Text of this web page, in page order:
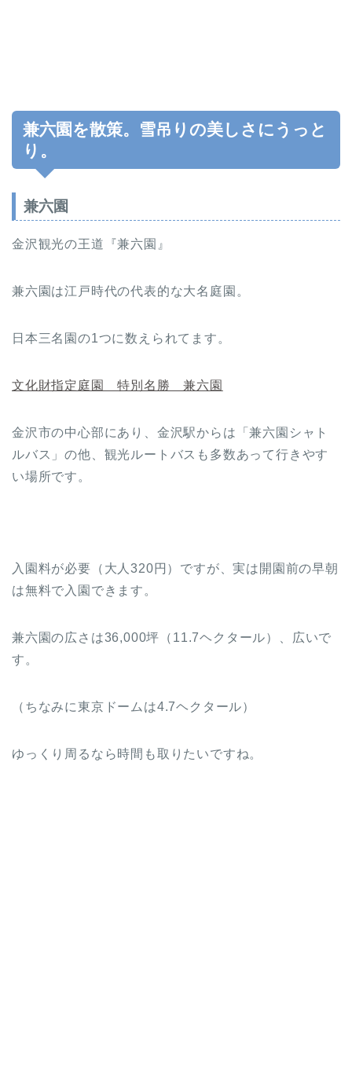
兼六園を散策。雪吊りの美しさにうっと
り。
兼六園
金沢観光の王道『兼六園』
兼六園は江戸時代の代表的な大名庭園。
日本三名園の1つに数えられてます。
文化財指定庭園 特別名勝 兼六園
金沢市の中心部にあり、金沢駅からは「兼六園シャト
ルバス」の他、観光ルートバスも多数あって行きやす
い場所です。
入園料が必要（大人320円）ですが、実は開園前の早朝
は無料で入園できます。
兼六園の広さは36,000坪（11.7ヘクタール）、広いで
す。
（ちなみに東京ドームは4.7ヘクタール）
ゆっくり周るなら時間も取りたいですね。